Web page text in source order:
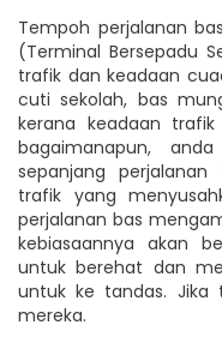
Tempoh perjalanan
(Terminal Bersepadu
trafik dan keadaan
cuti sekolah, bas
kerana keadaan
bagaimanapun,
sepanjang
trafik yang
perjalanan bas
kebiasaannya akan
untuk berehat dan
untuk ke tandas. Jika
mereka.